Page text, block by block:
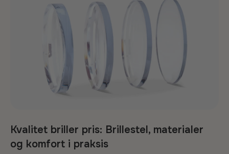
Kvalitet briller pris: Brillestel, materialer
og komfort i praksis